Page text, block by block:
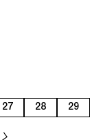
27 28 29